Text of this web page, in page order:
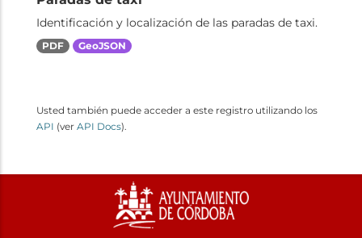
Identificación y localización de las paradas de taxi.
PDF GeoJSON
Usted también puede acceder a este registro utilizando los
API (ver API Docs).